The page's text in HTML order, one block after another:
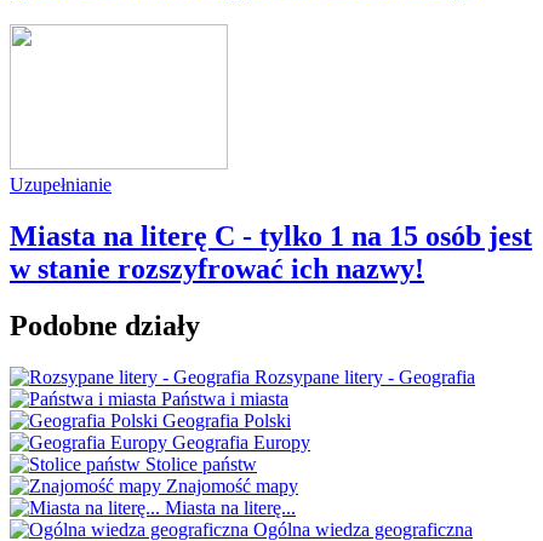
Uzupełnianie
Miasta na literę C - tylko 1 na 15 osób jest
w stanie rozszyfrować ich nazwy!
Podobne działy
Rozsypane litery - Geografia
Państwa i miasta
Geografia Polski
Geografia Europy
Stolice państw
Znajomość mapy
Miasta na literę...
Ogólna wiedza geograficzna